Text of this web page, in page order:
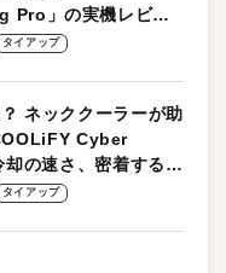
Pro」の実機レビュ
タイアップ
ネッククーラーが助
Cyber
の速さ、密着する冷
な操作性がグッド！
タイアップ